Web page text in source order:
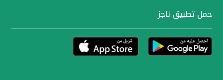
حمل تطبيق ناجز